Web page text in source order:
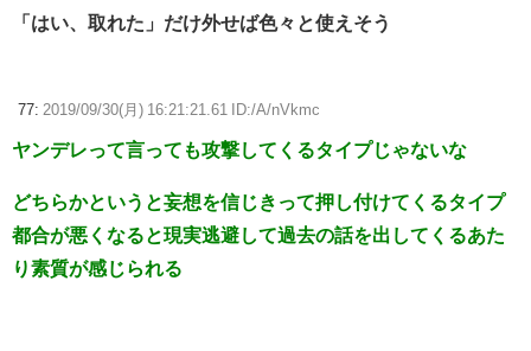
「はい、取れた」だけ外せば色々と使えそう
77: 2019/09/30(月) 16:21:21.61 ID:/A/nVkmc
ヤンデレって言っても攻撃してくるタイプじゃないな
どちらかというと妄想を信じきって押し付けてくるタイプ
都合が悪くなると現実逃避して過去の話を出してくるあた
り素質が感じられる